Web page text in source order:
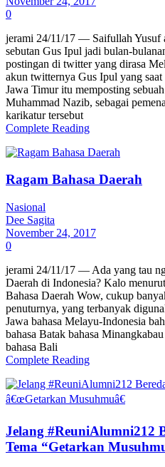
0
jerami 24/11/17 — Saifullah Yusuf
sebutan Gus Ipul jadi bulan-
postingan di twitter yang dirasa
akun twitternya Gus Ipul yang
Jawa Timur itu memposting
Muhammad Nazib, sebagai
karikatur tersebut
Complete Reading
Ragam Bahasa Daerah
Nasional
Dee Sagita
November 24, 2017
0
jerami 24/11/17 — Ada yang tau
Daerah di Indonesia? Kalo
Bahasa Daerah Wow, cukup
penuturnya, yang terbanyak
Jawa bahasa Melayu-Indonesia
bahasa Batak bahasa
bahasa Bali
Complete Reading
Jelang #ReuniAlumni212
Tema “Getarkan